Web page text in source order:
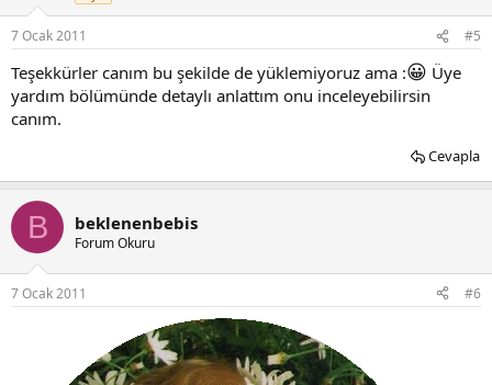
7 Ocak 2011 #5
Teşekkürler canım bu şekilde de yüklemiyoruz ama :😀 Üye
yardım bölümünde detaylı anlattım onu inceleyebilirsin
canım.
Cevapla
B beklenenbebis
Forum Okuru
7 Ocak 2011 #6